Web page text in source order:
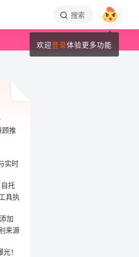
搜索
推
实时
托
具执
加
来源
！
欢迎登录体验更多功能